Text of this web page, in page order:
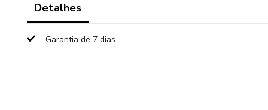
Detalhes
Garantia de 7 dias